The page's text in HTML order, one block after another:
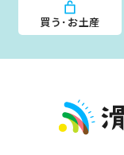
買う･お土産